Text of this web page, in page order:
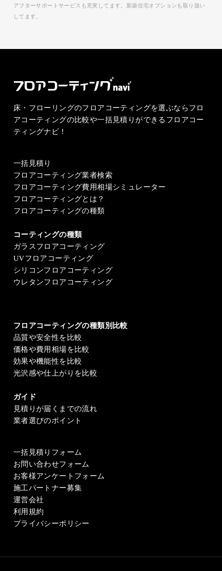
アフターサポートサービスも充実してます。新築住宅オプションも取り扱い
してます。
床・フローリングのフロアコーティングを選ぶならフロ
アコーティングの比較や一括見積りができるフロアコー
ティングナビ！
一括見積り
フロアコーティング業者検索
フロアコーティング費用相場シミュレーター
フロアコーティングとは？
フロアコーティングの種類
コーティングの種類
ガラスフロアコーティング
UVフロアコーティング
シリコンフロアコーティング
ウレタンフロアコーティング
フロアコーティングの種類別比較
品質や安全性を比較
価格や費用相場を比較
効果や機能性を比較
光沢感や仕上がりを比較
ガイド
見積りが届くまでの流れ
業者選びのポイント
一括見積りフォーム
お問い合わせフォーム
お客様アンケートフォーム
施工パートナー募集
運営会社
利用規約
プライバシーポリシー